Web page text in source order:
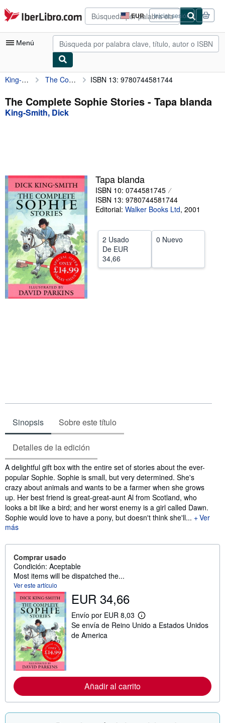
Pasar al contenido principal
IberLibro.com EUR
Preferencias
de
compra
del
Iniciar sesión
Menú
Mi cuenta
Consultar mis pedidos
Búsqueda avanzada
Vendedores
Comenzar a vender
Ayuda
CERRAR
King-Smith, Dick The Complete Sophie Stories ISBN 13: 9780744581744
The Complete Sophie Stories - Tapa blanda
King-Smith, Dick
Tapa blanda
ISBN 10: 0744581745
ISBN 13: 9780744581744
Editorial: Walker Books Ltd, 2001
2 Usado
De EUR
34,66
0 Nuevo
Sinopsis Sobre este título
Detalles de la edición
Sinopsis
A delightful gift box with the entire set of stories about the ever-
popular Sophie. Sophie is small, but very determined. She's
crazy about animals and wants to be a farmer when she grows
up. Her best friend is great-great-aunt Al from Scotland, who
looks a bit like a bird; and her worst enemy is a girl called Dawn.
Sophie would love to have a pony, but doesn't think she'll...
Ver
más
Comprar usado
Condición: Aceptable
Most items will be dispatched the...
Ver este artículo
EUR 34,66
Envío por EUR 8,03
M
á
m
i
Se envía de Reino Unido a Estados Unidos
de America
Añadir al carrito